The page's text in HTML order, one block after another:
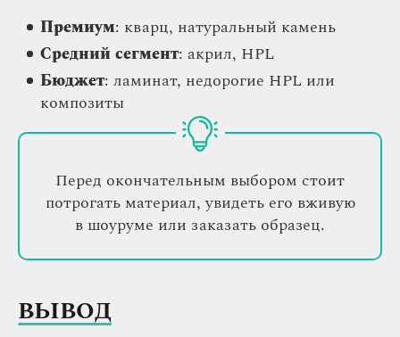
Премиум: кварц, натуральный камень
Средний сегмент: акрил, HPL
Бюджет: ламинат, недорогие HPL или
композиты
Перед окончательным выбором стоит
потрогать материал, увидеть его вживую
в шоуруме или заказать образец.
ВЫВОД